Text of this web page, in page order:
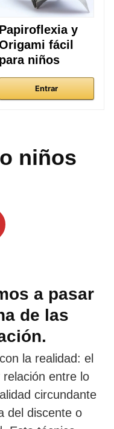
Papiroflexia y
fácil
para niños
Entrar
niños
a pasar
de las
la realidad: el
entre lo
circundante
del discente o